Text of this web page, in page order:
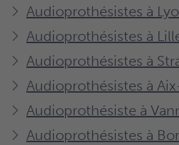
Audioprothésistes à
Audioprothésistes à
Audioprothésistes à
Audioprothésistes à
Audioprothésiste à
Audioprothésistes à